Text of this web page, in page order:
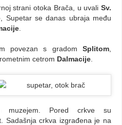
strani otoka Brača, u uvali Sv.
Supetar se danas ubraja među
povezan s gradom Splitom
cetrom Dalmacije
muzejem. Pored crkve su
Sadašnja crkva izgrađena je na